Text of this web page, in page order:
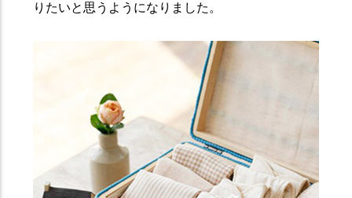
りたいと思うようになりました。